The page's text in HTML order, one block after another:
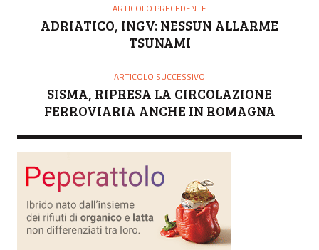
ARTICOLO PRECEDENTE
ADRIATICO, INGV: NESSUN ALLARME
TSUNAMI
ARTICOLO SUCCESSIVO
SISMA, RIPRESA LA CIRCOLAZIONE
FERROVIARIA ANCHE IN ROMAGNA